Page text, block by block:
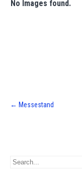
No Images found.
Post
navigation
← Messestand